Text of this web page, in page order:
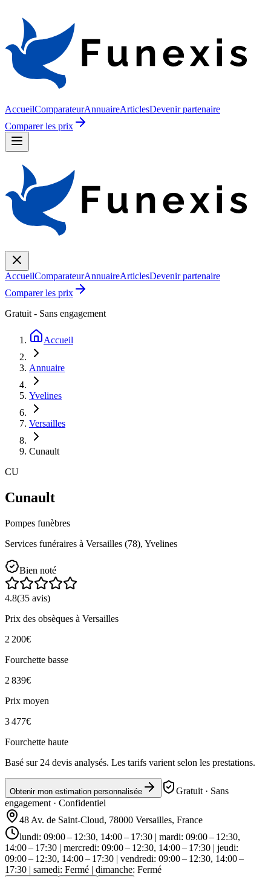
AccueilComparateurAnnuaireArticlesDevenir partenaire
Comparer les prix
AccueilComparateurAnnuaireArticlesDevenir partenaire
Comparer les prix
Gratuit - Sans engagement
Accueil
Annuaire
Yvelines
Versailles
Cunault
CU
Cunault
Pompes funèbres
Services funéraires à Versailles (78), Yvelines
Bien noté
4.8(35 avis)
Prix des obsèques à Versailles
2 200€
Fourchette basse
2 839€
Prix moyen
3 477€
Fourchette haute
Basé sur 24 devis analysés. Les tarifs varient selon les prestations.
Obtenir mon estimation personnalisée
Gratuit · Sans
engagement · Confidentiel
48 Av. de Saint-Cloud, 78000 Versailles, France
lundi: 09:00 – 12:30, 14:00 – 17:30 | mardi: 09:00 – 12:30,
14:00 – 17:30 | mercredi: 09:00 – 12:30, 14:00 – 17:30 | jeudi:
09:00 – 12:30, 14:00 – 17:30 | vendredi: 09:00 – 12:30, 14:00 –
17:30 | samedi: Fermé | dimanche: Fermé